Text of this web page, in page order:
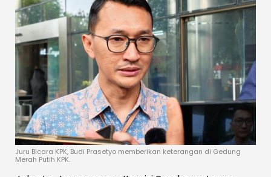
Juru Bicara KPK, Budi Prasetyo memberikan keterangan di Gedung
Merah Putih KPK.